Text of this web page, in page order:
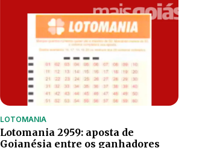
LOTOMANIA
Lotomania 2959: aposta de
Goianésia entre os ganhadores